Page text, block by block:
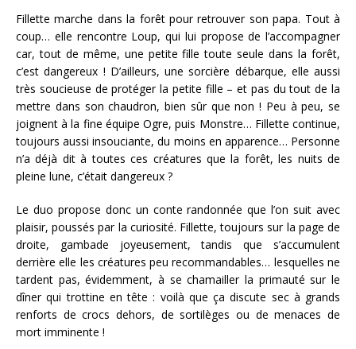
Fillette marche dans la forêt pour retrouver son papa. Tout à
coup… elle rencontre Loup, qui lui propose de l’accompagner
car, tout de même, une petite fille toute seule dans la forêt,
c’est dangereux ! D’ailleurs, une sorcière débarque, elle aussi
très soucieuse de protéger la petite fille – et pas du tout de la
mettre dans son chaudron, bien sûr que non ! Peu à peu, se
joignent à la fine équipe Ogre, puis Monstre… Fillette continue,
toujours aussi insouciante, du moins en apparence… Personne
n’a déjà dit à toutes ces créatures que la forêt, les nuits de
pleine lune, c’était dangereux ?
Le duo propose donc un conte randonnée que l’on suit avec
plaisir, poussés par la curiosité. Fillette, toujours sur la page de
droite, gambade joyeusement, tandis que s’accumulent
derrière elle les créatures peu recommandables… lesquelles ne
tardent pas, évidemment, à se chamailler la primauté sur le
dîner qui trottine en tête : voilà que ça discute sec à grands
renforts de crocs dehors, de sortilèges ou de menaces de
mort imminente !